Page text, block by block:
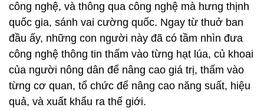
công nghệ, và thông qua công nghệ mà hưng thịnh
quốc gia, sánh vai cường quốc. Ngay từ thuở ban
đầu ấy, những con người này đã có tầm nhìn đưa
công nghệ thông tin thấm vào từng hạt lúa, củ khoai
của người nông dân để nâng cao giá trị, thấm vào
từng cơ quan, tổ chức để nâng cao năng suất, hiệu
quả, và xuất khẩu ra thế giới.